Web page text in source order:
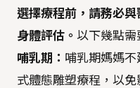
選擇療程前，請務必
身體評估。 以下幾點需
哺乳期： 哺乳期媽媽
式體態雕塑療程，以